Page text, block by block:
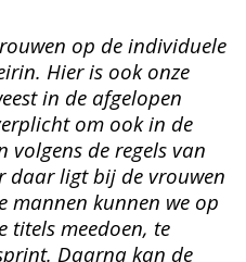
op de individuele
Hier is ook onze
in de afgelopen
om ook in de
volgens de regels van
daar ligt bij de vrouwen
mannen kunnen we op
titels meedoen, te
Daarna kan de